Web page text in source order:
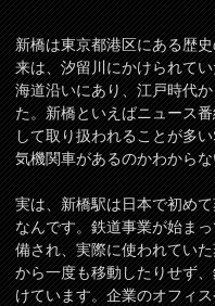
新橋は東京都港区にある歴
来は、汐留川にかけられて
海道沿いにあり、江戸時代
た。新橋といえばニュース
して取り扱われることが多
気機関車があるのかわから
実は、新橋駅は日本で初め
なんです。鉄道事業が始ま
備され、実際に使われてい
から一度も移動したりせず
けています。企業のオフィ